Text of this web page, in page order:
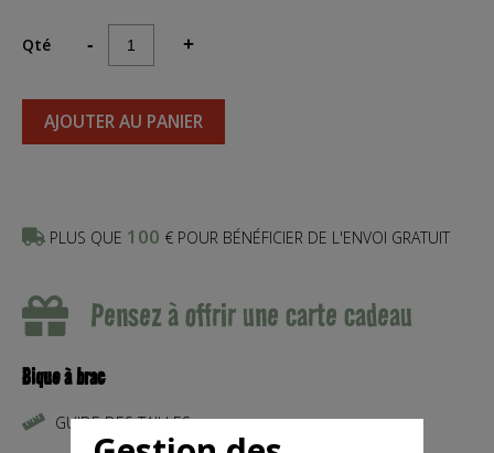
Qté - +
AJOUTER AU PANIER
PLUS QUE 100 € POUR BÉNÉFICIER DE L'ENVOI GRATUIT
Pensez à offrir une carte cadeau
Bique à brac
GUIDE DES TAILLES